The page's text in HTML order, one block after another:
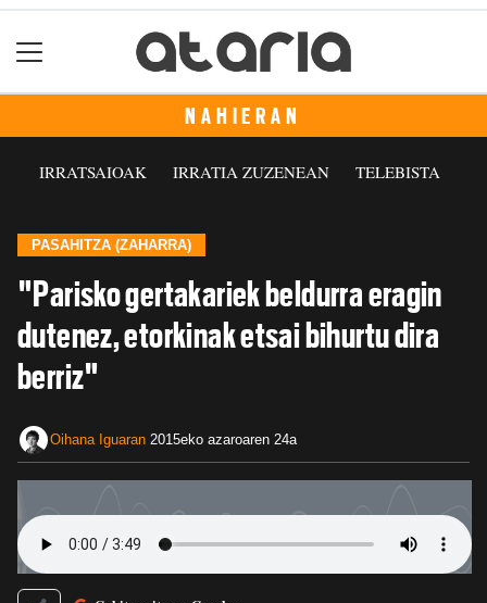
NAHIERAN
IRRATSAIOAK IRRATIA ZUZENEAN TELEBISTA
PASAHITZA (ZAHARRA)
"Parisko gertakariek beldurra eragin
dutenez, etorkinak etsai bihurtu dira
berriz"
Oihana Iguaran 2015eko azaroaren 24a